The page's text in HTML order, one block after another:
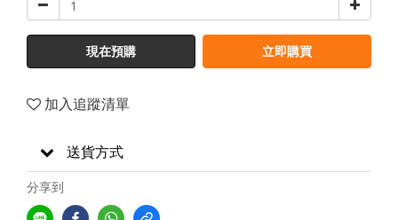
現在預購 立即購買
加入追蹤清單
送貨方式
分享到